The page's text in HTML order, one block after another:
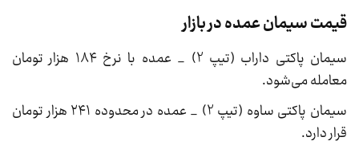
قیمت سیمان عمده در بازار
سیمان پاکتی داراب (تیپ 2) _ عمده با نرخ ۱۸۴ هزار تومان
معامله می‌شود.
سیمان پاکتی ساوه (تیپ 2) _ عمده در محدوده ۲۴۱ هزار تومان
قرار دارد.